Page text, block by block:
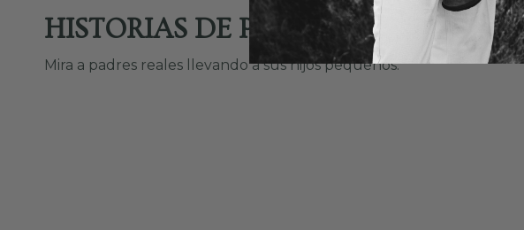
HISTORIAS DE PADRES
Mira a padres reales llevando a sus hijos pequeños.